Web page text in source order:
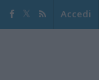
Accedi